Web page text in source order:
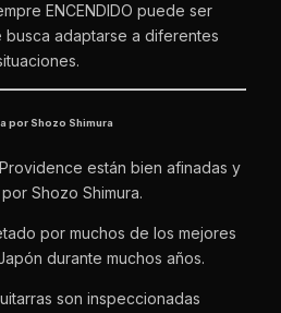
ENCENDIDO puede ser
busca adaptarse a diferentes
por Shozo Shimura
están bien afinadas y
Shozo Shimura.
por muchos de los mejores
durante muchos años.
son inspeccionadas